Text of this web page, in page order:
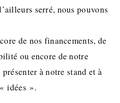
serré, nous pouvons
de nos financements, de
ou encore de notre
à notre stand et à
idées ».